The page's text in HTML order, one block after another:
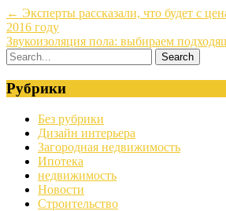
← Эксперты рассказали, что будет с
2016 году
Звукоизоляция пола: выбираем
Рубрики
Без рубрики
Дизайн интерьера
Загородная недвижимость
Ипотека
недвижимость
Новости
Строительство